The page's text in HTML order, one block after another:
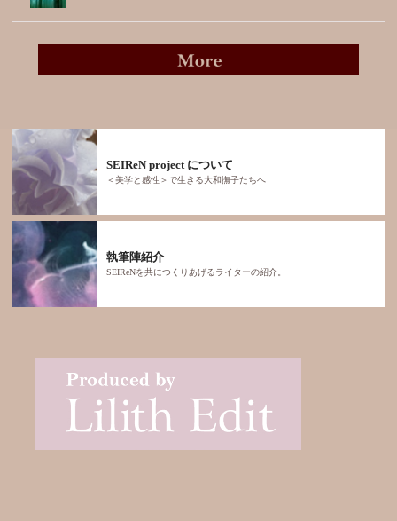
SEIReN project について
＜美学と感性＞で生きる大和撫子たちへ
執筆陣紹介
SEIReNを共につくりあげるライターの紹介。